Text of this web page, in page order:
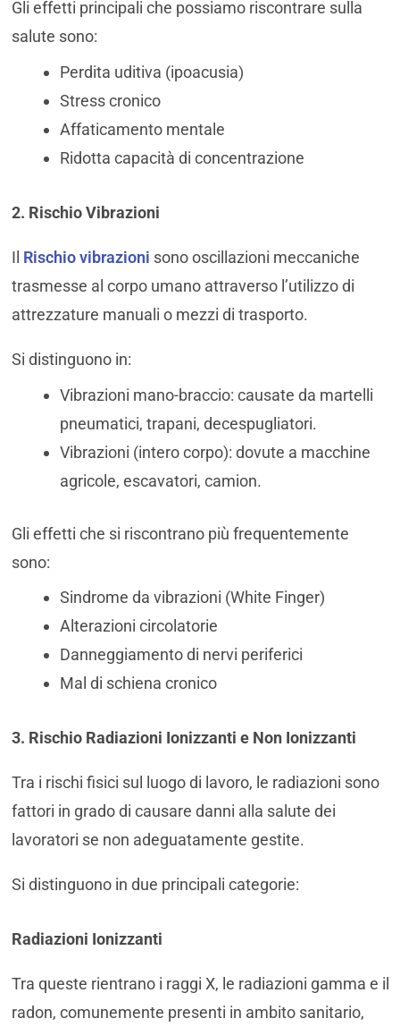
Gli effetti principali che possiamo riscontrare sulla
salute sono:
Perdita uditiva (ipoacusia)
Stress cronico
Affaticamento mentale
Ridotta capacità di concentrazione
2. Rischio Vibrazioni
Il Rischio vibrazioni sono oscillazioni meccaniche
trasmesse al corpo umano attraverso l’utilizzo di
attrezzature manuali o mezzi di trasporto.
Si distinguono in:
Vibrazioni mano-braccio: causate da martelli
pneumatici, trapani, decespugliatori.
Vibrazioni (intero corpo): dovute a macchine
agricole, escavatori, camion.
Gli effetti che si riscontrano più frequentemente
sono:
Sindrome da vibrazioni (White Finger)
Alterazioni circolatorie
Danneggiamento di nervi periferici
Mal di schiena cronico
3. Rischio Radiazioni Ionizzanti e Non Ionizzanti
Tra i rischi fisici sul luogo di lavoro, le radiazioni sono
fattori in grado di causare danni alla salute dei
lavoratori se non adeguatamente gestite.
Si distinguono in due principali categorie:
Radiazioni Ionizzanti
Tra queste rientrano i raggi X, le radiazioni gamma e il
radon, comunemente presenti in ambito sanitario,